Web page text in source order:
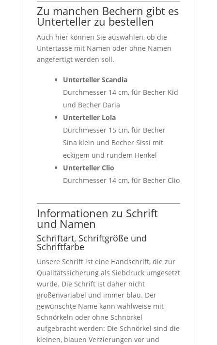
Zu manchen Bechern gibt es
Unterteller zu bestellen
Auch hier können Sie auswählen, ob die
Untertasse mit Namen oder ohne Namen
angefertigt werden soll.
Unterteller Scandia
Durchmesser 14 cm, für Becher Kid
und Becher Daria
Unterteller Lola
Durchmesser 15 cm, für Becher
Sina klein und Becher Sissi mit
eckigem und rundem Henkel
Unterteller Clio
Durchmesser 14 cm, für Becher Clio
Informationen zu Schrift
und Namen
Schriftart, Schriftgröße und
Schriftfarbe
Unsere Schrift ist eine Handschrift, die zur
Qualitätssicherung als Siebdruck umgesetzt
wurde. Die Schrift ist daher nicht
größenvariabel und immer blau. Der
gewünschte Name kann wahlweise mit
Schnörkeln oder ohne Schnörkel
aufgebracht werden: Die Schnörkel sind die
kleinen, blauen Verzierungen vor und